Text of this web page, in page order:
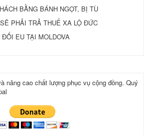
BẰNG BÁNH NGỌT, BỊ TÙ
PHẢI TRẢ THUẾ XA LỘ ĐỨC
EU TẠI MOLDOVA
nâng cao chất lượng phục vụ cộng đồng. Quý